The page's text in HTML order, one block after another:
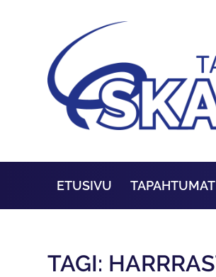
ETUSIVU TAPAHTUMAT
TAGI: